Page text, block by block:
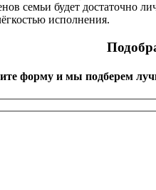
семьи будет
исполнения.
форму и мы подберем